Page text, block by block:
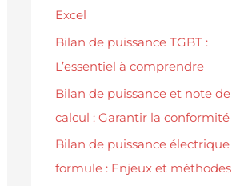
Excel
Bilan de puissance TGBT :
L’essentiel à comprendre
Bilan de puissance et note de
calcul : Garantir la conformité
Bilan de puissance électrique
formule : Enjeux et méthodes